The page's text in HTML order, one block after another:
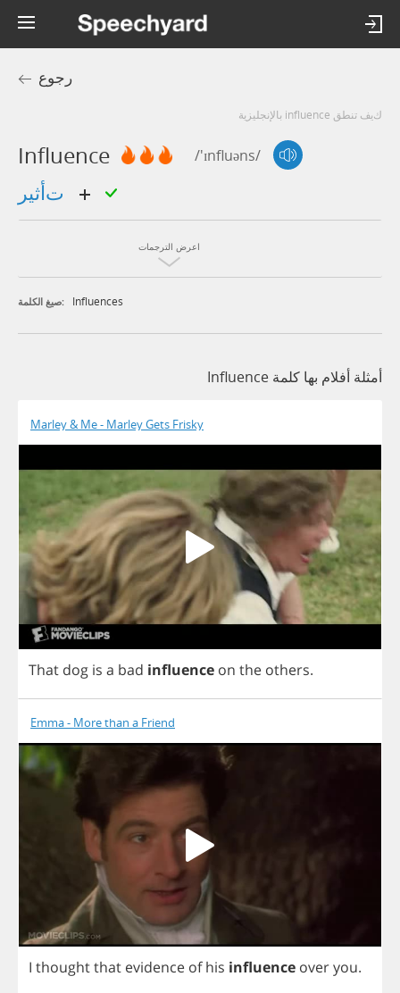
رجوع
كيف تنطق influence بالإنجليزية
Influence /'ɪnfluəns/
اعرض الترجمات
صيغ الكلمة: Influences
أمثلة أفلام بها كلمة Influence
Marley & Me - Marley Gets Frisky
That dog is a bad influence on the others.
Emma - More than a Friend
I thoughtthat evidence of his influence overyou.